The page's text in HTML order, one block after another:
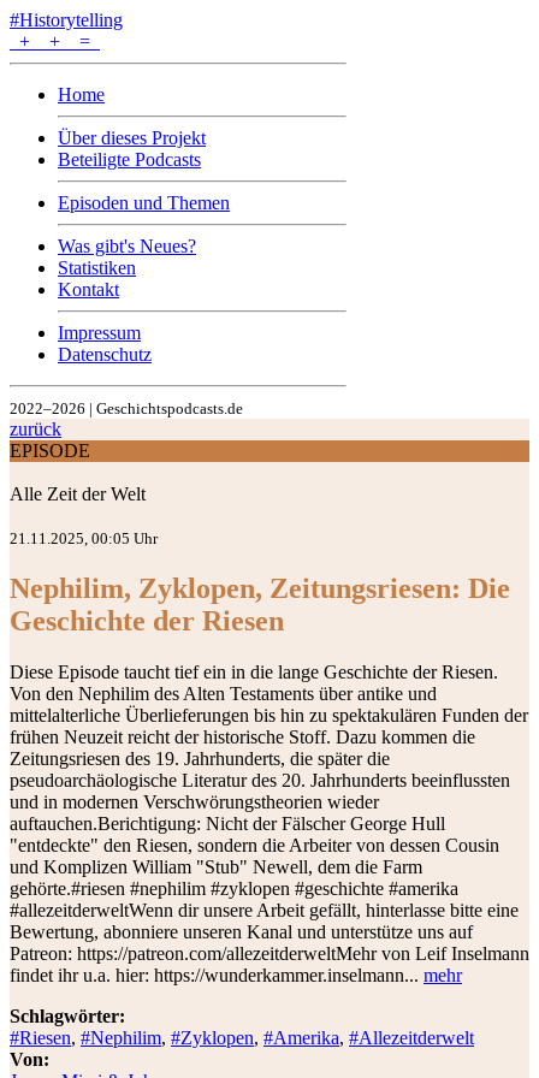
#Historytelling
+
+ =
Home
Über dieses Projekt
Beteiligte Podcasts
Episoden und Themen
Was gibt's Neues?
Statistiken
Kontakt
Impressum
Datenschutz
2022–2026 | Geschichtspodcasts.de
zurück
EPISODE
Alle Zeit der Welt
21.11.2025, 00:05 Uhr
Nephilim, Zyklopen, Zeitungsriesen: Die
Geschichte der Riesen
Diese Episode taucht tief ein in die lange Geschichte der Riesen.
Von den Nephilim des Alten Testaments über antike und
mittelalterliche Überlieferungen bis hin zu spektakulären Funden der
frühen Neuzeit reicht der historische Stoff. Dazu kommen die
Zeitungsriesen des 19. Jahrhunderts, die später die
pseudoarchäologische Literatur des 20. Jahrhunderts beeinflussten
und in modernen Verschwörungstheorien wieder
auftauchen.Berichtigung: Nicht der Fälscher George Hull
"entdeckte" den Riesen, sondern die Arbeiter von dessen Cousin
und Komplizen William "Stub" Newell, dem die Farm
gehörte.#riesen #nephilim #zyklopen #geschichte #amerika
#allezeitderweltWenn dir unsere Arbeit gefällt, hinterlasse bitte eine
Bewertung, abonniere unseren Kanal und unterstütze uns auf
Patreon: https://patreon.com/allezeitderweltMehr von Leif Inselmann
findet ihr u.a. hier: https://wunderkammer.inselmann... mehr
Schlagwörter:
#Riesen, #Nephilim, #Zyklopen, #Amerika, #Allezeitderwelt
Von: